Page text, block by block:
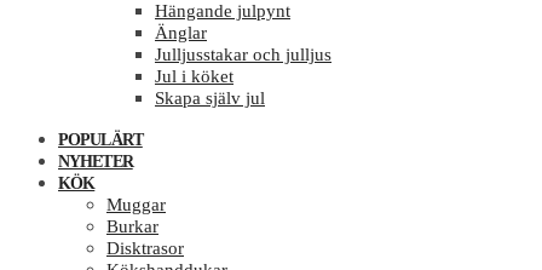
Hängande julpynt
Änglar
Julljusstakar och julljus
Jul i köket
Skapa själv jul
POPULÄRT
NYHETER
KÖK
Muggar
Burkar
Disktrasor